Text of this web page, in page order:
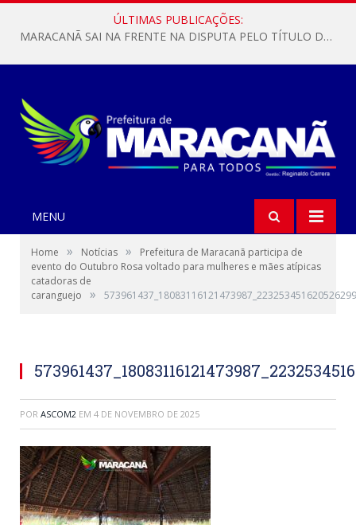
ÚLTIMAS PUBLICAÇÕES:
MARACANÃ SAI NA FRENTE NA DISPUTA PELO TÍTULO DA COPA PARÁ SUB-17!
MENU
Home » Notícias »
Prefeitura de Maracanã participa de
evento do Outubro Rosa voltado para mulheres e mães atípicas
catadoras de
caranguejo
»
POR ASCOM2 EM 4 DE NOVEMBRO DE 2025